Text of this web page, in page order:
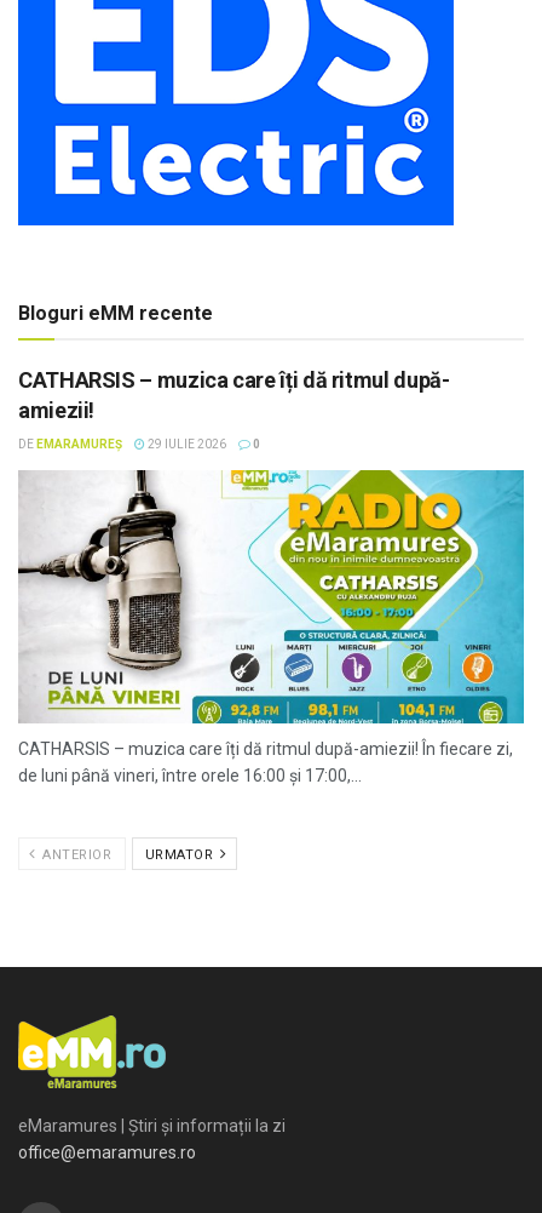
Bloguri eMM recente
CATHARSIS – muzica care îți dă ritmul după-
amiezii!
DE EMARAMUREȘ 29 IULIE 2026 0
CATHARSIS – muzica care îți dă ritmul după-amiezii! În fiecare zi,
de luni până vineri, între orele 16:00 și 17:00,...
ANTERIOR URMATOR
eMaramures | Știri și informații la zi
office@emaramures.ro